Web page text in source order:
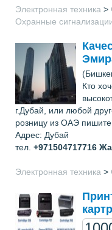
Электронная техника >
Охранные
Кто
г.Дубай, или любой
розницу из ОАЭ
Адрес: Дубай
тел. +971504717716
Электронная техника >